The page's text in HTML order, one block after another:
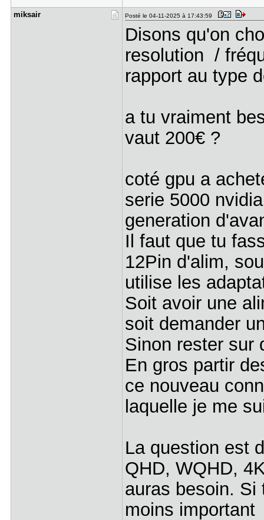
miksair Posté le 04-11-2025 à 17:43:59
Disons qu'on
resolution /
rapport au type
a tu vraiment
vaut 200€ ?
coté gpu a
serie 5000
generation
Il faut que tu
12Pin d'alim,
utilise les
Soit avoir une
soit demander
Sinon rester sur
En gros partir
ce nouveau
laquelle je me
La question est
QHD, WQHD,
auras besoin. Si
moins important